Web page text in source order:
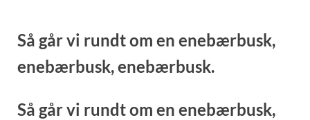
Så går vi rundt om en enebærbusk,
enebærbusk,enebærbusk.
Så går vi rundt om en enebærbusk,